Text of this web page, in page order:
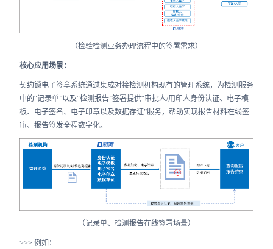
（检验检测业务办理流程中的签署需求）
核心应用场景：
契约锁电子签章系统通过集成对接检测机构现有的管理系统，为检测服务
中的“记录单”以及“检测报告”签署提供“审批人/用印人身份认证、电子模
板、电子签名、电子印章以及数据存证”服务，帮助实现报告材料在线签
审、报告签发全程数字化。
（记录单、检测报告在线签署场景）
>>> 例如：